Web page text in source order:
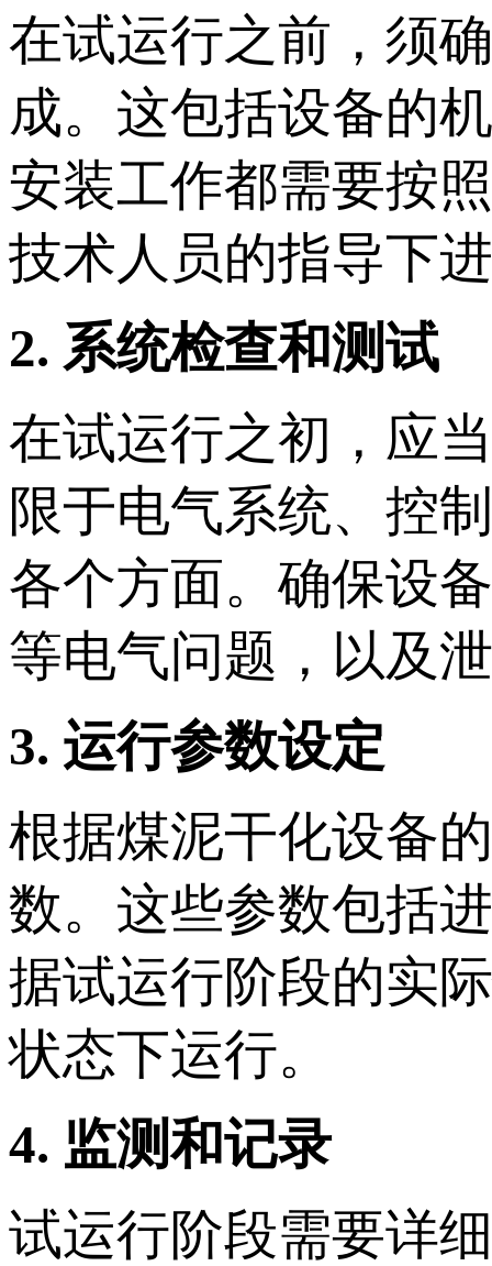
在试运行之前，须
成。这包括设备的
安装工作都需要按
技术人员的指导下
2. 系统检查和测试
在试运行之初，应
限于电气系统、控
各个方面。确保设
等电气问题，以及
3. 运行参数设定
根据煤泥干化设备
数。这些参数包括
据试运行阶段的实
状态下运行。
4. 监测和记录
试运行阶段需要详